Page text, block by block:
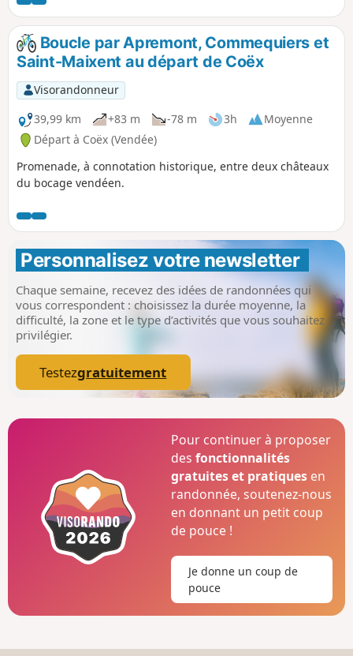
Boucle par Apremont, Commequiers et
Saint-Maixent au départ de Coëx
Visorandonneur
39,99 km
+83 m -78 m 3h
Moyenne
Départ à Coëx (Vendée)
Promenade, à connotation historique, entre deux châteaux
du bocage vendéen.
Personnalisez votre newsletter
Chaque semaine, recevez des idées de randonnées qui
vous correspondent : choisissez la durée moyenne, la
difficulté, la zone et le type d’activités que vous souhaitez
privilégier.
Testezgratuitement
Pour continuer à proposer
desfonctionnalités
gratuites et pratiques en
randonnée, soutenez-nous
en donnant un petit coup
de pouce !
Je donne un coup de
pouce